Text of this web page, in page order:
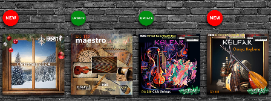
Support
Store Locator
News